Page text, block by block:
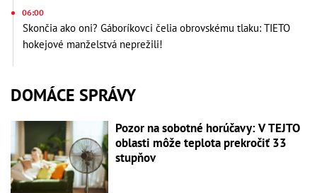
06:00
Skončia ako oni? Gáboríkovci čelia obrovskému tlaku: TIETO
hokejové manželstvá neprežili!
DOMÁCE SPRÁVY
Pozor na sobotné horúčavy: V TEJTO
oblasti môže teplota prekročiť 33
stupňov